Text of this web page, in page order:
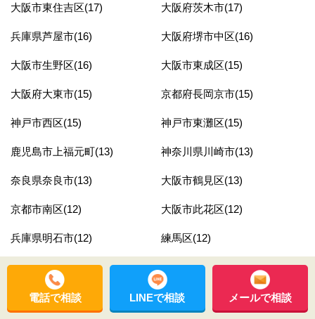
大阪市東住吉区(17) 大阪府茨木市(17)
兵庫県芦屋市(16) 大阪府堺市中区(16)
大阪市生野区(16) 大阪市東成区(15)
大阪府大東市(15) 京都府長岡京市(15)
神戸市西区(15) 神戸市東灘区(15)
鹿児島市上福元町(13) 神奈川県川崎市(13)
奈良県奈良市(13) 大阪市鶴見区(13)
京都市南区(12) 大阪市此花区(12)
兵庫県明石市(12) 練馬区(12)
大阪府高槻市(12) 大阪府高石市(11)
大阪市住吉区(11) 神奈川県横浜市(11)
電話で相談 LINEで相談 メールで相談